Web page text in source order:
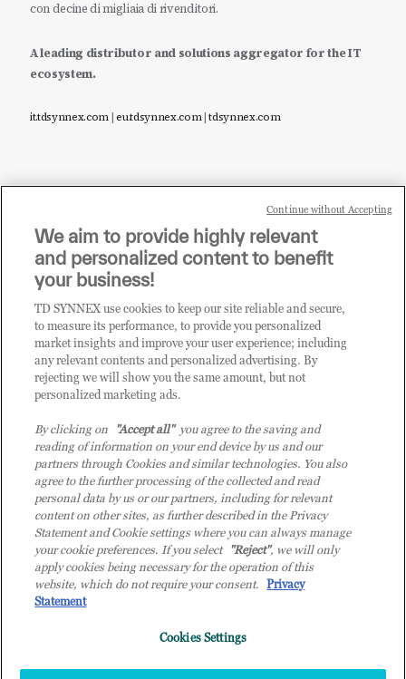
con decine di migliaia di rivenditori.
A leading distributor and solutions aggregator for the IT
ecosystem.
it.tdsynnex.com|eu.tdsynnex.com|tdsynnex.com
Sei un rivenditore di tecnologia e desideri acquistare
i prodotti o le soluzioni trattate sul blog?
CLICCA QUI E DIVENTA
CLIENTE TD SYNNEX
© 2026 TD SYNNEX Italy S.r.l. - Sede legale: via Luigi Russolo 9, 20138 Milano
(MI) - Numero di iscrizione al Registro delle Imprese di Milano e Codice Fiscale:
07092780159 - P.IVA: 07092780159 - Eur 12.569.000,00 i.v - TD SYNNEX e TD
in altri Paesi. Società a socio unico soggetta all’attività di direzione e coordinamento
We aim to provide highly relevant
and personalized content to benefit
your business!
TD SYNNEX use cookies to keep our site reliable and secure,
to measure its performance, to provide you personalized
market insights and improve your user experience; including
any relevant contents and personalized advertising. By
rejecting we will show you the same amount, but not
personalized marketing ads.
By clicking on "Accept all"you agree to the saving and
reading of information on your end device by us and our
partners through Cookies and similar technologies. You also
agree to the further processing of the collected and read
personal data by us or our partners, including for relevant
content on other sites, as further described in the Privacy
Statement and Cookie settings where you can always manage
your cookie preferences. If you select "Reject", we will only
apply cookies being necessary for the operation of this
website, which do not require your consent. Privacy
Statement
Cookies Settings
Continue without Accepting